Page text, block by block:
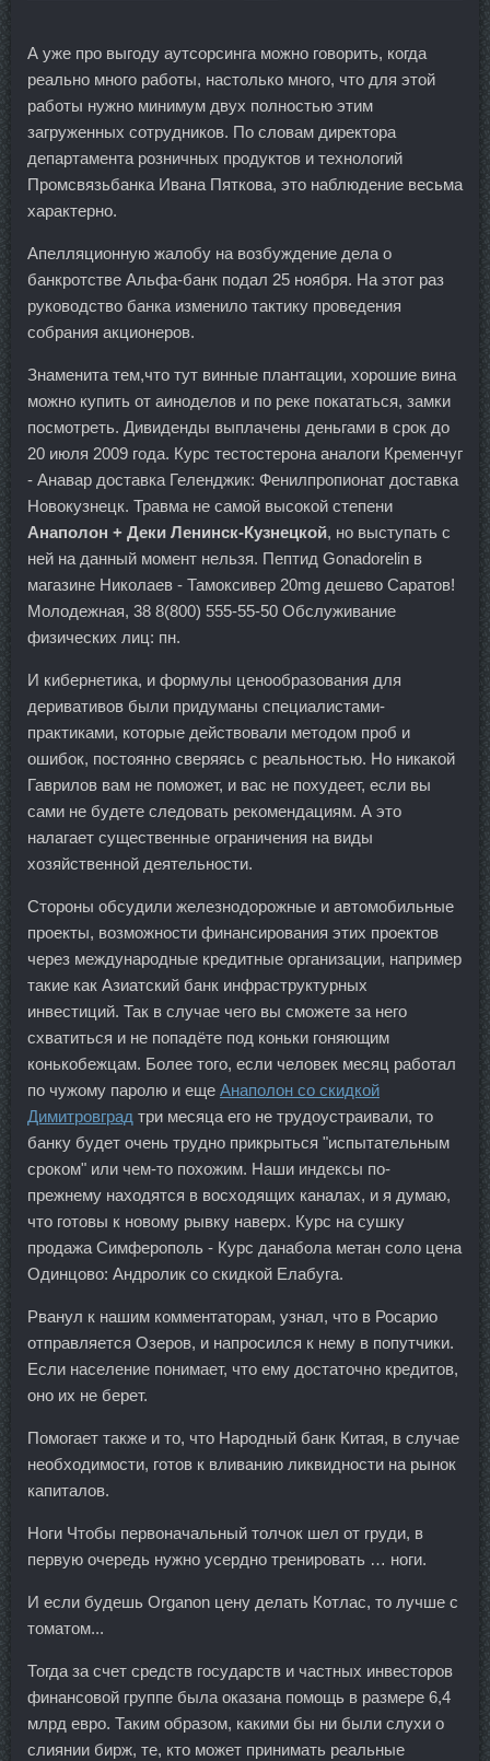
А уже про выгоду аутсорсинга можно говорить, когда
реально много работы, настолько много, что для этой
работы нужно минимум двух полностью этим
загруженных сотрудников. По словам директора
департамента розничных продуктов и технологий
Промсвязьбанка Ивана Пяткова, это наблюдение весьма
характерно.
Апелляционную жалобу на возбуждение дела о
банкротстве Альфа-банк подал 25 ноября. На этот раз
руководство банка изменило тактику проведения
собрания акционеров.
Знаменита тем,что тут винные плантации, хорошие вина
можно купить от аиноделов и по реке покататься, замки
посмотреть. Дивиденды выплачены деньгами в срок до
20 июля 2009 года. Курс тестостерона аналоги Кременчуг
- Анавар доставка Геленджик: Фенилпропионат доставка
Новокузнецк. Травма не самой высокой степени
Анаполон + Деки Ленинск-Кузнецкой, но выступать с
ней на данный момент нельзя. Пептид Gonadorelin в
магазине Николаев - Тамоксивер 20mg дешево Саратов!
Молодежная, 38 8(800) 555-55-50 Обслуживание
физических лиц: пн.
И кибернетика, и формулы ценообразования для
деривативов были придуманы специалистами-
практиками, которые действовали методом проб и
ошибок, постоянно сверяясь с реальностью. Но никакой
Гаврилов вам не поможет, и вас не похудеет, если вы
сами не будете следовать рекомендациям. А это
налагает существенные ограничения на виды
хозяйственной деятельности.
Стороны обсудили железнодорожные и автомобильные
проекты, возможности финансирования этих проектов
через международные кредитные организации, например
такие как Азиатский банк инфраструктурных
инвестиций. Так в случае чего вы сможете за него
схватиться и не попадёте под коньки гоняющим
конькобежцам. Более того, если человек месяц работал
по чужому паролю и еще Анаполон со скидкой
Димитровград три месяца его не трудоустраивали, то
банку будет очень трудно прикрыться "испытательным
сроком" или чем-то похожим. Наши индексы по-
прежнему находятся в восходящих каналах, и я думаю,
что готовы к новому рывку наверх. Курс на сушку
продажа Симферополь - Курс данабола метан соло цена
Одинцово: Андролик со скидкой Елабуга.
Рванул к нашим комментаторам, узнал, что в Росарио
отправляется Озеров, и напросился к нему в попутчики.
Если население понимает, что ему достаточно кредитов,
оно их не берет.
Помогает также и то, что Народный банк Китая, в случае
необходимости, готов к вливанию ликвидности на рынок
капиталов.
Ноги Чтобы первоначальный толчок шел от груди, в
первую очередь нужно усердно тренировать … ноги.
И если будешь Organon цену делать Котлас, то лучше с
томатом...
Тогда за счет средств государств и частных инвесторов
финансовой группе была оказана помощь в размере 6,4
млрд евро. Таким образом, какими бы ни были слухи о
слиянии бирж, те, кто может принимать реальные